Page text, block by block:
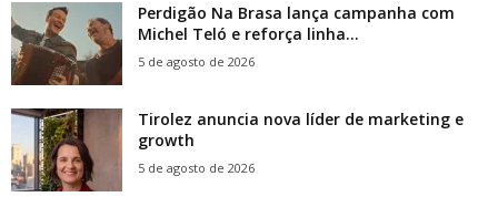
Perdigão Na Brasa lança campanha com
Michel Teló e reforça linha...
5 de agosto de 2026
Tirolez anuncia nova líder de marketing e
growth
5 de agosto de 2026